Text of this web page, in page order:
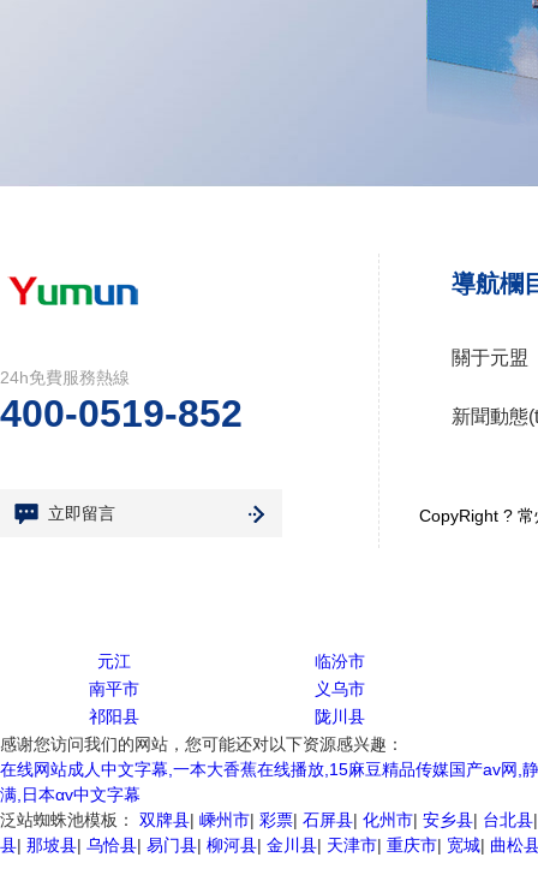
24h免費服務熱線
400-0519-852
立即留言
導航欄
關于元盟
新聞動態
CopyRight ?
元江
临汾市
南平市
义乌市
祁阳县
陇川县
感谢您访问我们的网站，您可能还对以下资源感兴趣：
在线网站成人中文字幕,一本大香蕉在线播放,15麻豆精品传媒国产av网
满,日本αv中文字幕
泛站蜘蛛池模板： 双牌县| 嵊州市| 彩票| 石屏县| 化州市| 安乡县| 台北县
县| 那坡县| 乌恰县| 易门县| 柳河县| 金川县| 天津市| 重庆市| 宽城| 曲松